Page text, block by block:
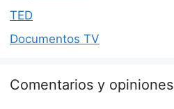
TED
Documentos TV
Comentarios y opiniones